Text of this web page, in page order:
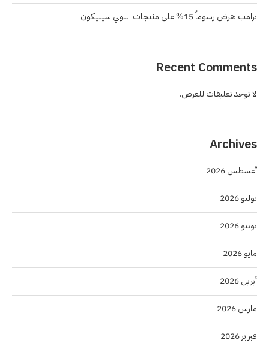
ترامب يفرض رسوماً 15% على منتجات البولي سيليكون
Recent Comments
لا توجد تعليقات للعرض.
Archives
أغسطس 2026
يوليو 2026
يونيو 2026
مايو 2026
أبريل 2026
مارس 2026
فبراير 2026